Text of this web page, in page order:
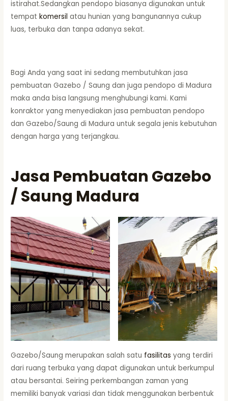
istirahat.Sedangkan pendopo biasanya digunakan untuk
tempatkomersil atau hunian yang bangunannya cukup
luas, terbuka dan tanpa adanya sekat.
Bagi Anda yang saat ini sedang membutuhkan jasa
pembuatan Gazebo / Saung dan juga pendopo di Madura
maka anda bisa langsung menghubungi kami. Kami
konraktor yang menyediakan jasa pembuatan pendopo
dan Gazebo/Saung di Madura untuk segala jenis kebutuhan
dengan harga yang terjangkau.
Jasa Pembuatan Gazebo
/ Saung Madura
Gazebo/Saung merupakan salah satu fasilitas yang terdiri
dari ruang terbuka yang dapat digunakan untuk berkumpul
atau bersantai. Seiring perkembangan zaman yang
memiliki banyak variasi dan tidak menggunakan berbentuk